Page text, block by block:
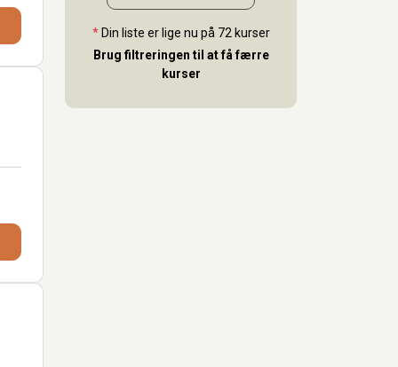
*Din liste er lige nu på 72 kurser
Brug filtreringen til at få færre
kurser